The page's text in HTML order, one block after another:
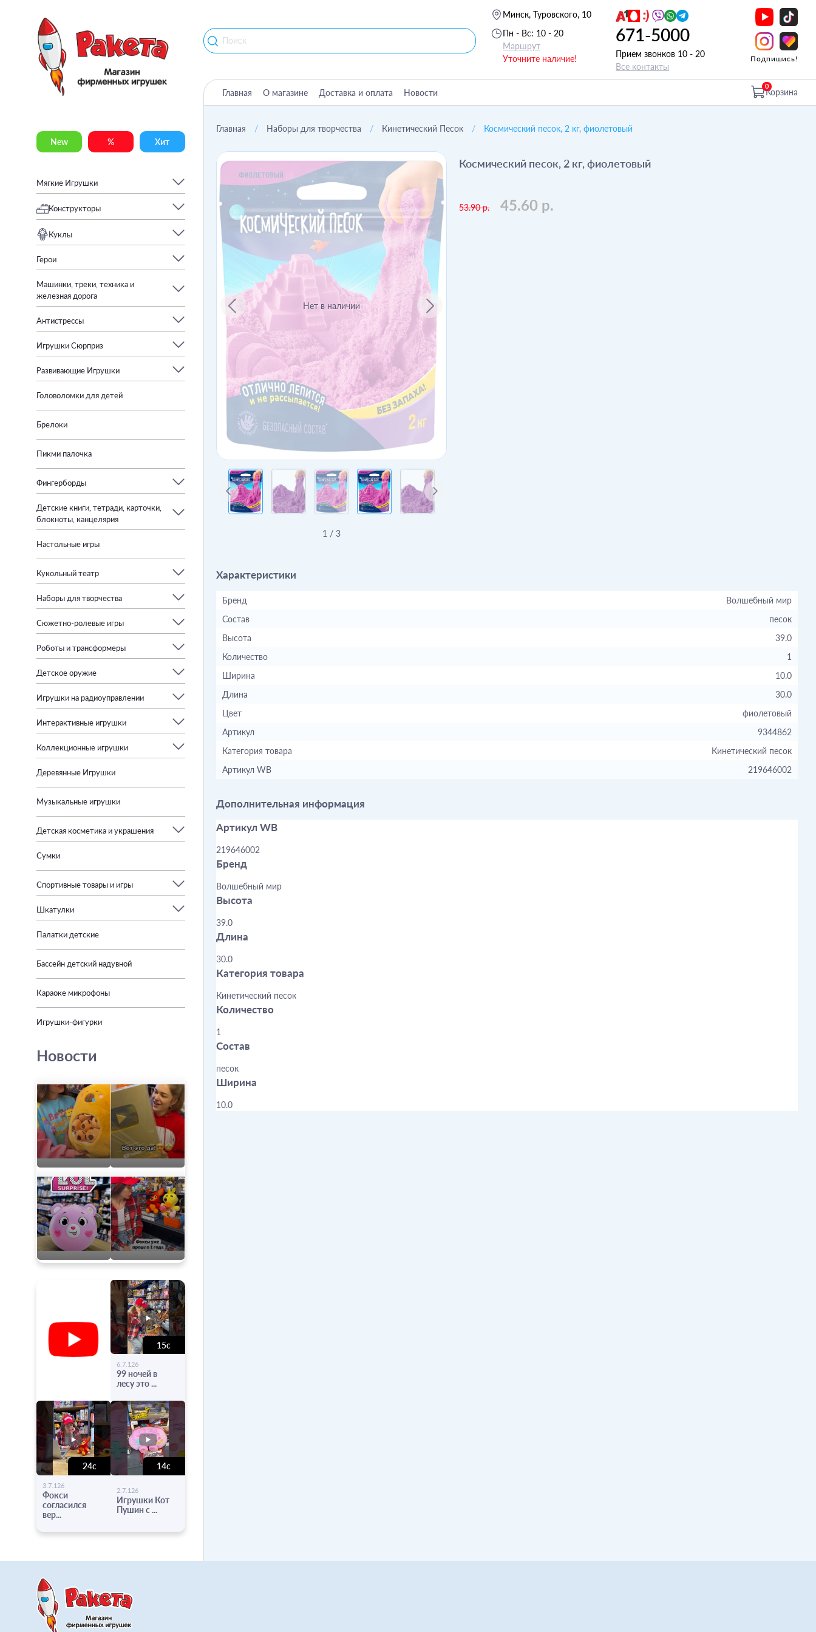
Минск, Туровского, 10
Пн - Вс: 10 - 20
Маршрут
Уточните наличие!
671-5000
Прием звонков 10 - 20
Все контакты
Подпишись!
Главная О магазине Доставка и оплата Новости
0
Корзина
Главная Наборы для творчества Кинетический Песок Космический песок, 2 кг, фиолетовый
1 / 3
Нет в наличии
Космический песок, 2 кг, фиолетовый
53.90 р. 45.60 р.
Характеристики
Бренд
Волшебный мир
Состав
песок
Высота
39.0
Количество
1
Ширина
10.0
Длина
30.0
Цвет
фиолетовый
Артикул
9344862
Категория товара
Кинетический песок
Артикул WB
219646002
Дополнительная информация
Артикул WB
219646002
Бренд
Волшебный мир
Высота
39.0
Длина
30.0
Категория товара
Кинетический песок
Количество
1
Состав
песок
Ширина
10.0
New % Хит
Мягкие Игрушки
Конструкторы
Куклы
Герои
Машинки, треки, техника и
железная дорога
Антистрессы
Игрушки Сюрприз
Развивающие Игрушки
Головоломки для детей
Брелоки
Пикми палочка
Фингерборды
Детские книги, тетради, карточки,
блокноты, канцелярия
Настольные игры
Кукольный театр
Наборы для творчества
Сюжетно-ролевые игры
Роботы и трансформеры
Детское оружие
Игрушки на радиоуправлении
Интерактивные игрушки
Коллекционные игрушки
Деревянные Игрушки
Музыкальные игрушки
Детская косметика и украшения
Сумки
Спортивные товары и игры
Шкатулки
Палатки детские
Бассейн детский надувной
Караоке микрофоны
Игрушки-фигурки
Новости
15с
6.7.126
99 ночей в
лесу это ...
24с
3.7.126
Фокси
согласился
вер...
14с
2.7.126
Игрушки Кот
Пушин с ...